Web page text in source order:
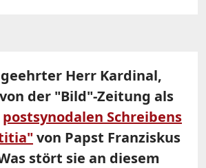
geehrter Herr Kardinal,
der "Bild"-Zeitung als
postsynodalen Schreibens
von Papst Franziskus
stört sie an diesem